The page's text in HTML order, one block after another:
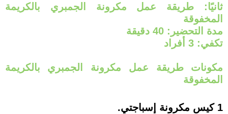
ثانيًا: طريقة عمل مكرونة الجمبري بالكريمة
المخفوقة
مدة التحضير: 40 دقيقة
تكفي: 3 أفراد
مكونات طريقة عمل مكرونة الجمبري بالكريمة
المخفوقة
1 كيس مكرونة إسباجتي.